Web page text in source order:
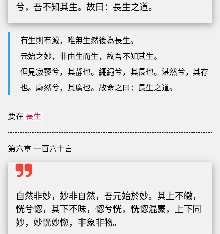
兮，吾不知其生。故曰：長生之道。
有生則有滅，唯無生然後為長生。
元始之妙，非由生而生，故吾不知其生。
但見寂寥兮，其靜也。繩繩兮，其長也。湛然兮，其存
也。廓然兮，其廣也。故命之曰：長生之道。
要在 長生
第六章 一百六十言
自然非妙，妙非自然，吾元始於妙。其上不皦，
恍兮惚，其下不昧，惚兮恍，恍惚混蒙，上下同
妙，妙恍妙惚，非象非物。